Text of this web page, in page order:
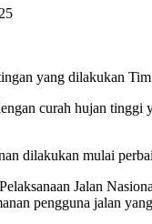
yang dilakukan
curah hujan
dilakukan mulai
Jalan
pengguna jalan